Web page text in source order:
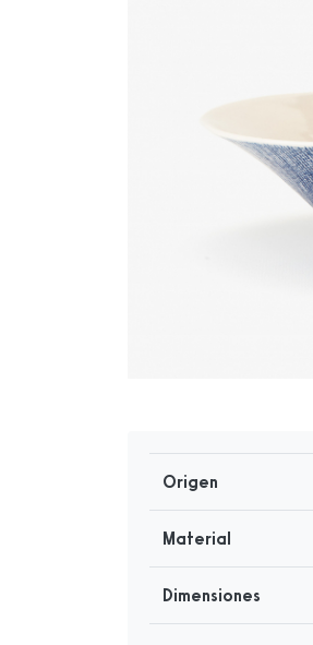
Origen
Material
Dimensiones